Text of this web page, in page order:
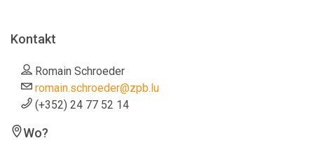
Kontakt
Romain Schroeder
romain.schroeder@zpb.lu
(+352) 24 77 52 14
Wo?